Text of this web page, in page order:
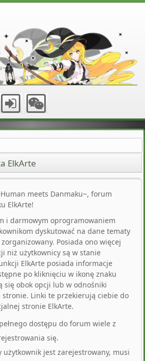
ElkArte
meets Danmaku~, forum
ElkArte!
i darmowym oprogramowaniem
dyskutować na dane tematy
Posiada ono więcej
niż użytkownicy są w stanie
ElkArte posiada informacje
po kliknięciu w ikonę znaku
się obok opcji lub w odnośniki
Linki te przekierują ciebie do
stronie ElkArte.
dostępu do forum wiele z
się.
użytkownik jest zarejestrowany, musi